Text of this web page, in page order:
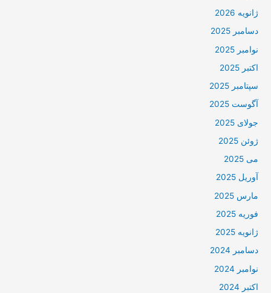
ژانویه 2026
دسامبر 2025
نوامبر 2025
اکتبر 2025
سپتامبر 2025
آگوست 2025
جولای 2025
ژوئن 2025
می 2025
آوریل 2025
مارس 2025
فوریه 2025
ژانویه 2025
دسامبر 2024
نوامبر 2024
اکتبر 2024